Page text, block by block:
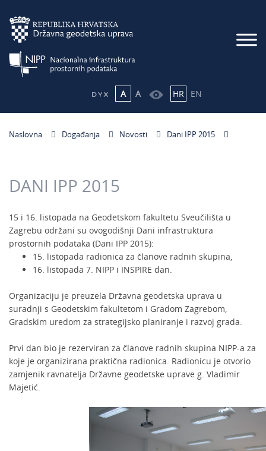
A A HR EN
Naslovna Događanja Novosti Dani IPP 2015
DANI IPP 2015
15 i 16. listopada na Geodetskom fakultetu Sveučilišta u
Zagrebu održani su ovogodišnji Dani infrastruktura
prostornih podataka (Dani IPP 2015):
15. listopada radionica za članove radnih skupina,
16. listopada 7. NIPP i INSPIRE dan.
Organizaciju je preuzela Državna geodetska uprava u
suradnji s Geodetskim fakultetom i Gradom Zagrebom,
Gradskim uredom za strategijsko planiranje i razvoj grada.
Prvi dan bio je rezerviran za članove radnih skupina NIPP-a za
koje je organizirana praktična radionica. Radionicu je otvorio
zamjenik ravnatelja Državne geodetske uprave g. Vladimir
Majetić.